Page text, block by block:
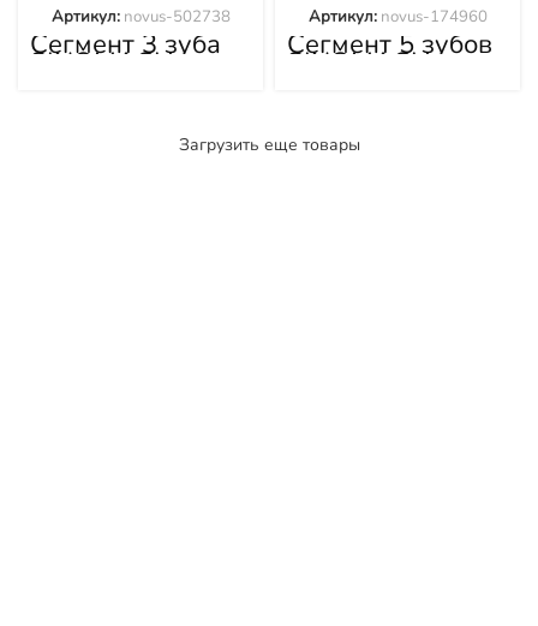
Сегмент 3 зуба
SINOMACH
Артикул: novus-502738
Сегмент 5 зубов
SINOMACH
Артикул: novus-174960
Загрузить еще товары